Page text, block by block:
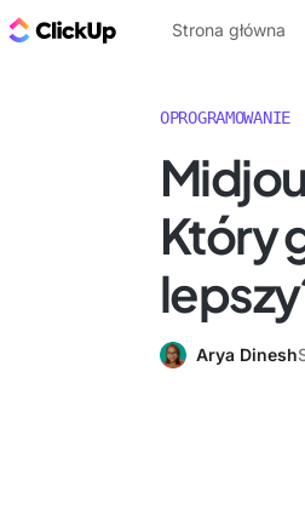
ClickUp Blog
Strona główna
OPROGRAMOWANIE
Który
Arya Dinesh